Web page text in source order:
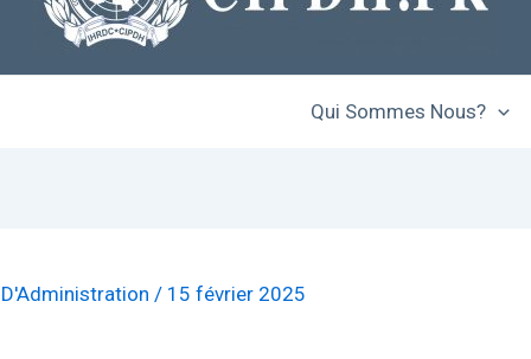
Qui Sommes Nous?
/ 15 février 2025